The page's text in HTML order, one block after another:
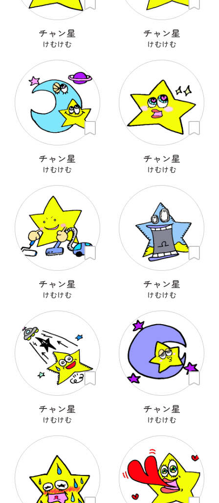
チャン星
けむけむ
チャン星
けむけむ
チャン星
けむけむ
チャン星
けむけむ
チャン星
けむけむ
チャン星
けむけむ
チャン星
けむけむ
チャン星
けむけむ